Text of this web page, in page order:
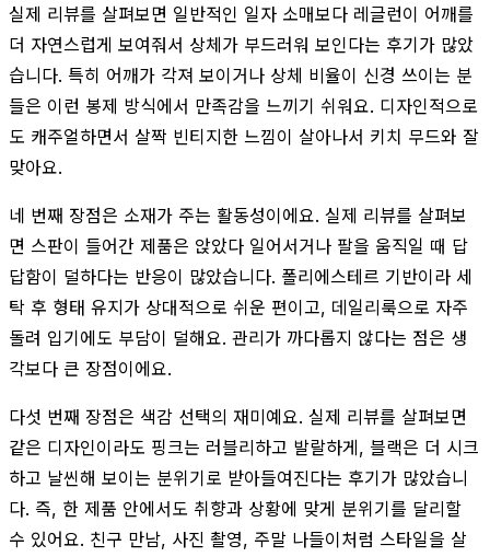
실제 리뷰를 살펴보면 일반적인 일자 소매보다 레글런이 어깨를
더 자연스럽게 보여줘서 상체가 부드러워 보인다는 후기가 많았
습니다. 특히 어깨가 각져 보이거나 상체 비율이 신경 쓰이는 분
들은 이런 봉제 방식에서 만족감을 느끼기 쉬워요. 디자인적으로
도 캐주얼하면서 살짝 빈티지한 느낌이 살아나서 키치 무드와 잘
맞아요.
네 번째 장점은 소재가 주는 활동성이에요. 실제 리뷰를 살펴보
면 스판이 들어간 제품은 앉았다 일어서거나 팔을 움직일 때 답
답함이 덜하다는 반응이 많았습니다. 폴리에스테르 기반이라 세
탁 후 형태 유지가 상대적으로 쉬운 편이고, 데일리룩으로 자주
돌려 입기에도 부담이 덜해요. 관리가 까다롭지 않다는 점은 생
각보다 큰 장점이에요.
다섯 번째 장점은 색감 선택의 재미예요. 실제 리뷰를 살펴보면
같은 디자인이라도 핑크는 러블리하고 발랄하게, 블랙은 더 시크
하고 날씬해 보이는 분위기로 받아들여진다는 후기가 많았습니
다. 즉, 한 제품 안에서도 취향과 상황에 맞게 분위기를 달리할
수 있어요. 친구 만남, 사진 촬영, 주말 나들이처럼 스타일을 살